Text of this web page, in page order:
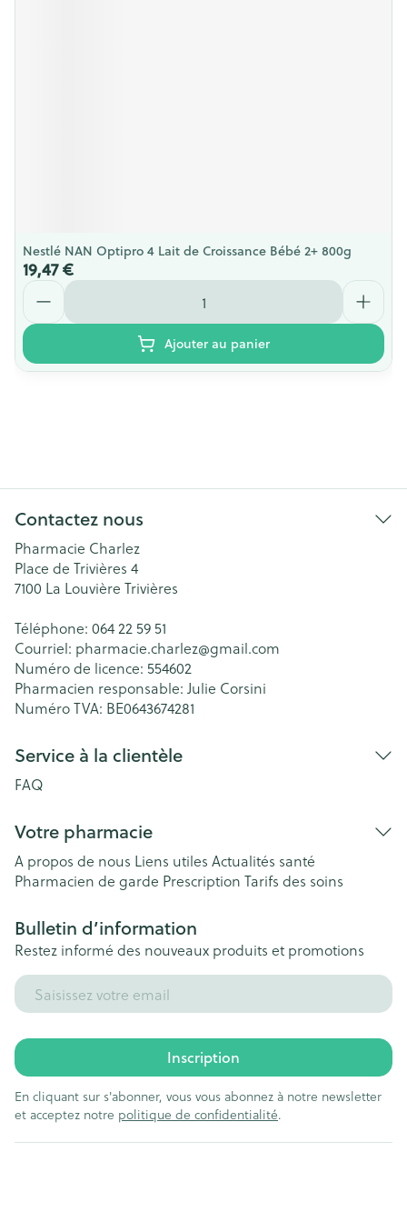
Nestlé NAN Optipro 4 Lait de Croissance Bébé 2+ 800g
19,47 €
Quantité
Ajouter au panier
Contactez nous
Pharmacie Charlez
Place de Trivières 4
7100 La Louvière Trivières
Téléphone: 064 22 59 51
Courriel: pharmacie.charlez@gmail.com
Numéro de licence: 554602
Pharmacien responsable: Julie Corsini
Numéro TVA: BE0643674281
Service à la clientèle
FAQ
Votre pharmacie
A propos de nous Liens utiles Actualités santé
Pharmacien de garde Prescription Tarifs des soins
Bulletin d’information
Restez informé des nouveaux produits et promotions
Adresse mail
Inscription
En cliquant sur s'abonner, vous vous abonnez à notre newsletter
et acceptez notre politique de confidentialité.